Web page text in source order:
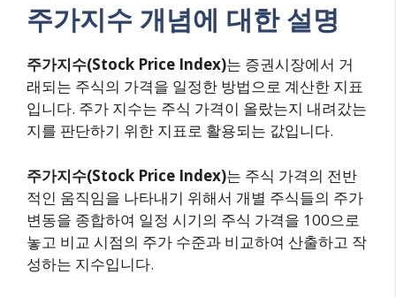
주가지수 개념에 대한 설명
주가지수(Stock Price Index)는 증권시장에서 거
래되는 주식의 가격을 일정한 방법으로 계산한 지표
입니다. 주가 지수는 주식 가격이 올랐는지 내려갔는
지를 판단하기 위한 지표로 활용되는 값입니다.
주가지수(Stock Price Index)는 주식 가격의 전반
적인 움직임을 나타내기 위해서 개별 주식들의 주가
변동을 종합하여 일정 시기의 주식 가격을 100으로
놓고 비교 시점의 주가 수준과 비교하여 산출하고 작
성하는 지수입니다.